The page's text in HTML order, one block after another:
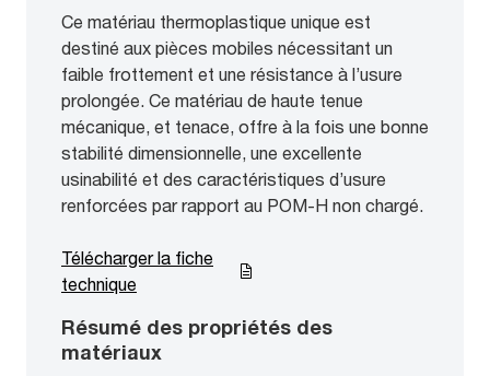
Ce matériau thermoplastique unique est
destiné aux pièces mobiles nécessitant un
faible frottement et une résistance à l’usure
prolongée. Ce matériau de haute tenue
mécanique, et tenace, offre à la fois une bonne
stabilité dimensionnelle, une excellente
usinabilité et des caractéristiques d’usure
renforcées par rapport au POM-H non chargé.
Résumé des propriétés des
matériaux
Télécharger la fiche
technique